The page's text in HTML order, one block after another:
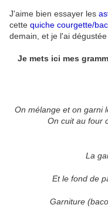
J'aime bien essayer les
cette quiche courgette/
demain, et je l'ai
Je mets ici mes
On mélange et on garni
On cuit au four
La
Et le fond de
Garniture